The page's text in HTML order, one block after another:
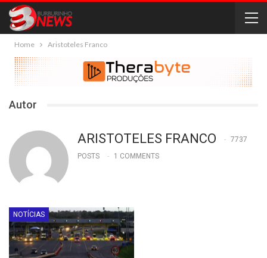
Home Aristoteles Franco
Autor
ARISTOTELES FRANCO
7737
POSTS
1 COMMENTS
NOTÍCIAS